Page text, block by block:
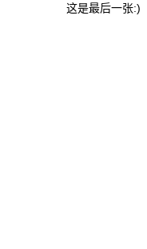
这是最后一张:)